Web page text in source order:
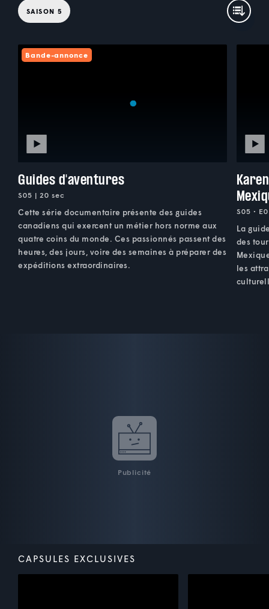
SAISON 5
Bande-annonce
Guides d'aventures
S05 | 20 sec
Cette série documentaire présente des guides
canadiens qui exercent un métier hors norme aux
quatre coins du monde. Ces passionnés passent des
heures, des jours, voire des semaines à préparer des
expéditions extraordinaires.
S05 •
La
des
les
Publicité
CAPSULES EXCLUSIVES